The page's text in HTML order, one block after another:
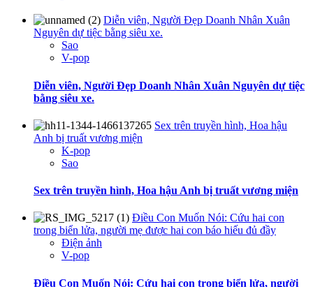
Diễn viên, Người Đẹp Doanh Nhân Xuân
Nguyên dự tiệc bằng siêu xe.
Sao
V-pop
Diễn viên, Người Đẹp Doanh Nhân Xuân Nguyên dự tiệc
bằng siêu xe.
Sex trên truyền hình, Hoa hậu
Anh bị truất vương miện
K-pop
Sao
Sex trên truyền hình, Hoa hậu Anh bị truất vương miện
Điều Con Muốn Nói: Cứu hai con
trong biển lửa, người mẹ được hai con báo hiếu đủ đầy
Điện ảnh
V-pop
Điều Con Muốn Nói: Cứu hai con trong biển lửa, người